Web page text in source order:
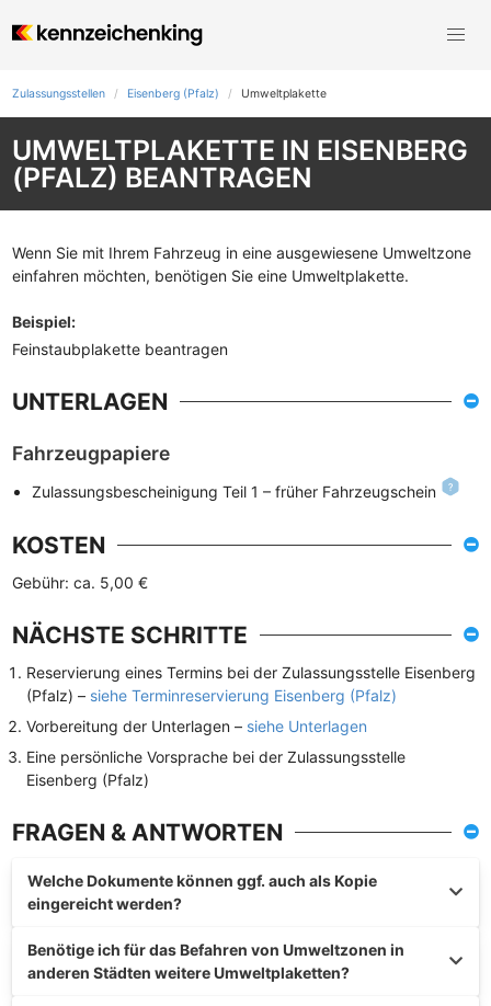
Zulassungsstellen Eisenberg (Pfalz) Umweltplakette
UMWELTPLAKETTE IN EISENBERG
(PFALZ) BEANTRAGEN
Wenn Sie mit Ihrem Fahrzeug in eine ausgewiesene Umweltzone
einfahren möchten, benötigen Sie eine Umweltplakette.
Beispiel:
Feinstaubplakette beantragen
UNTERLAGEN
Fahrzeugpapiere
Zulassungsbescheinigung Teil 1 – früher Fahrzeugschein
KOSTEN
Gebühr: ca. 5,00 €
NÄCHSTE SCHRITTE
Reservierung eines Termins bei der Zulassungsstelle Eisenberg
(Pfalz) – siehe Terminreservierung Eisenberg (Pfalz)
Vorbereitung der Unterlagen – siehe Unterlagen
Eine persönliche Vorsprache bei der Zulassungsstelle
Eisenberg (Pfalz)
FRAGEN & ANTWORTEN
Welche Dokumente können ggf. auch als Kopie
eingereicht werden?
Benötige ich für das Befahren von Umweltzonen in
anderen Städten weitere Umweltplaketten?